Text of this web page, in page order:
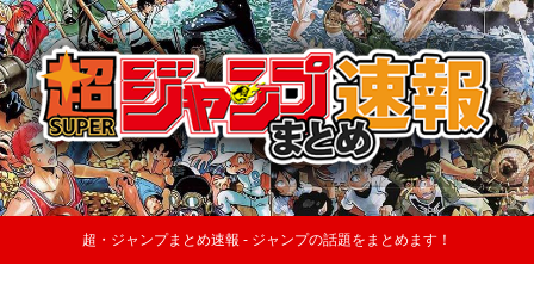
超・ジャンプまとめ速報 - ジャンプの話題をまとめます！